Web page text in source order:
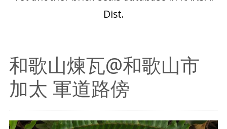
Dist.
和歌山煉瓦@和歌山市
加太 軍道路傍